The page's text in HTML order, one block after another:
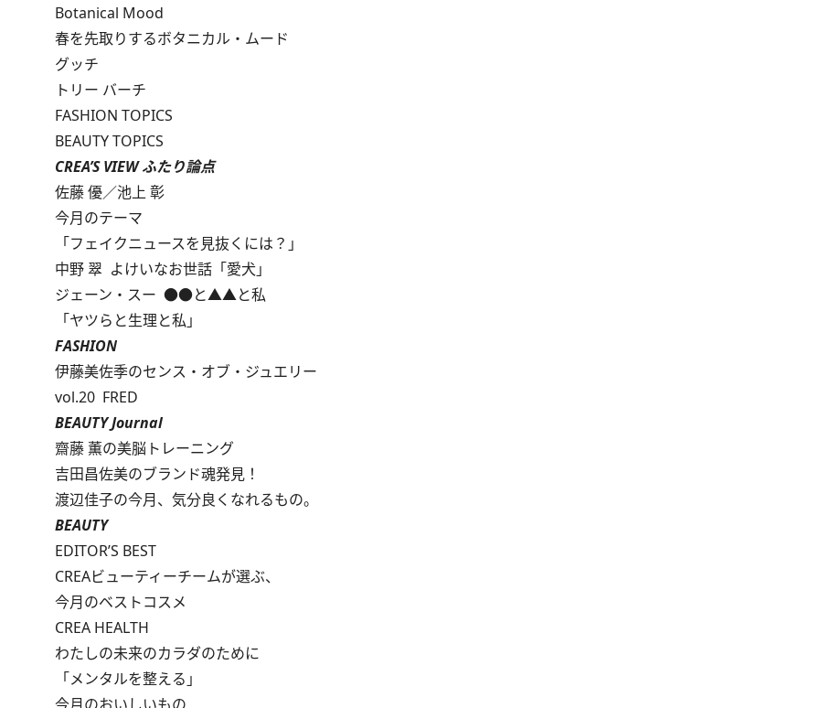
Botanical Mood
春を先取りするボタニカル・ムード
グッチ
トリー バーチ
FASHION TOPICS
BEAUTY TOPICS
CREA’S VIEW ふたり論点
佐藤 優／池上 彰
今月のテーマ
「フェイクニュースを見抜くには？」
中野 翠 よけいなお世話「愛犬」
ジェーン・スー ●●と▲▲と私
「ヤツらと生理と私」
FASHION
伊藤美佐季のセンス・オブ・ジュエリー
vol.20 FRED
BEAUTY Journal
齋藤 薫の美脳トレーニング
吉田昌佐美のブランド魂発見！
渡辺佳子の今月、気分良くなれるもの。
BEAUTY
EDITOR’S BEST
CREAビューティーチームが選ぶ、
今月のベストコスメ
CREA HEALTH
わたしの未来のカラダのために
「メンタルを整える」